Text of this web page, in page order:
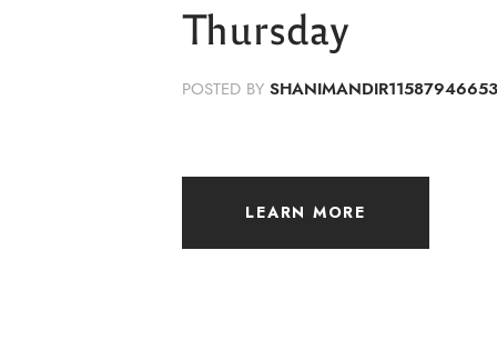
Thursday
POSTED BY SHANIMANDIR11587946653
LEARN MORE